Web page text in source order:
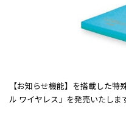
【お知らせ機能】を搭載した
ル ワイヤレス」を発売いたします